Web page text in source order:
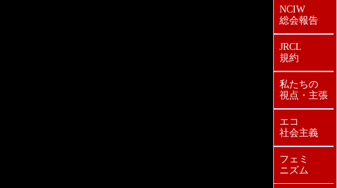
NCIW
総会報告
JRCL
規約
私たちの
視点・主張
エコ
社会主義
フェミ
ニズム